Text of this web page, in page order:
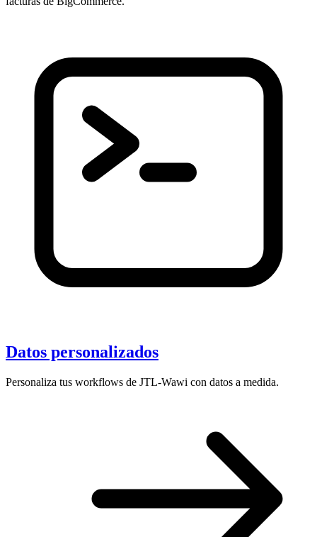
Datos personalizados
Personaliza tus workflows de JTL-Wawi con datos a medida.